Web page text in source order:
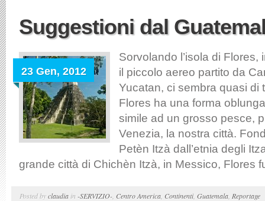
Suggestioni dal
23 Gen, 2012
Sorvolando l’isola di Flores,
il piccolo aereo partito da
Yucatan, ci sembra quasi di
Flores ha una forma
simile ad un grosso pesce,
Venezia, la nostra città.
Petèn Itzà dall’etnia degli
grande città di Chichèn Itzà, in Messico, Flores
Posted byclaudia in -SERVIZIO- Centro America Continenti, Guatemala Reportage